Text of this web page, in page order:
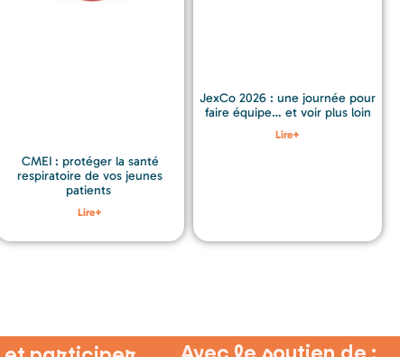
CMEI : protéger la santé
respiratoire de vos jeunes
patients
Lire+
JexCo 2026 : une journée pour
faire équipe… et voir plus loin
Lire+